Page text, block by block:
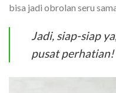
bisa jadi obrolan seru
Jadi, siap-siap
pusat perhatian!